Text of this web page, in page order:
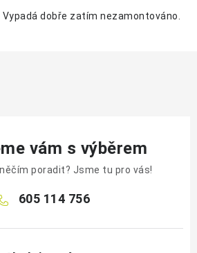
dobře zatím nezamontováno.
vám s výběrem
poradit? Jsme tu pro vás!
605 114 756